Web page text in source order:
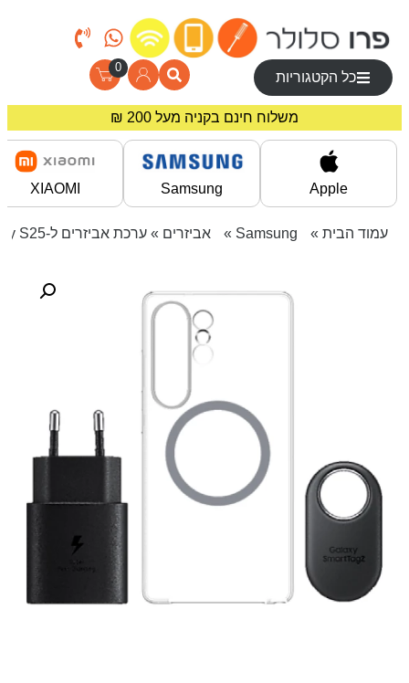
כל הקטגוריות
0
משלוח חינם בקניה מעל 200 ₪
מחירים מיוחדים לרוכשים באתר!
Apple
Samsung
XIAOMI
עמוד הבית »
Samsung
» אביזרים » ערכת אביזרים ל-Galaxy S25+